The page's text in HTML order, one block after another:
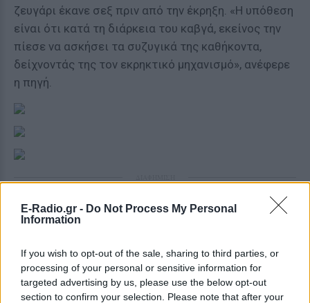
E-Radio.gr - Do Not Process My Personal
Information
If you wish to opt-out of the sale, sharing to third parties, or
processing of your personal or sensitive information for
targeted advertising by us, please use the below opt-out
section to confirm your selection. Please note that after your
ζευγάρι έκανε σεξ πριν από την έκρηξη. «Η υπόθεση
είναι ότι κατά τη διάρκεια του καβγά, εκείνος την
πίεσε να ασκήσει τα συζυγικά της καθήκοντα,
δείχνοντάς της τον εκρηκτικό μηχανισμό», ανέφερε
η πηγή.